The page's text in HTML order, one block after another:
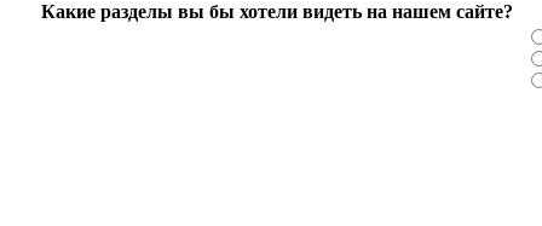
Какие разделы вы бы хотели видеть на нашем сайте?